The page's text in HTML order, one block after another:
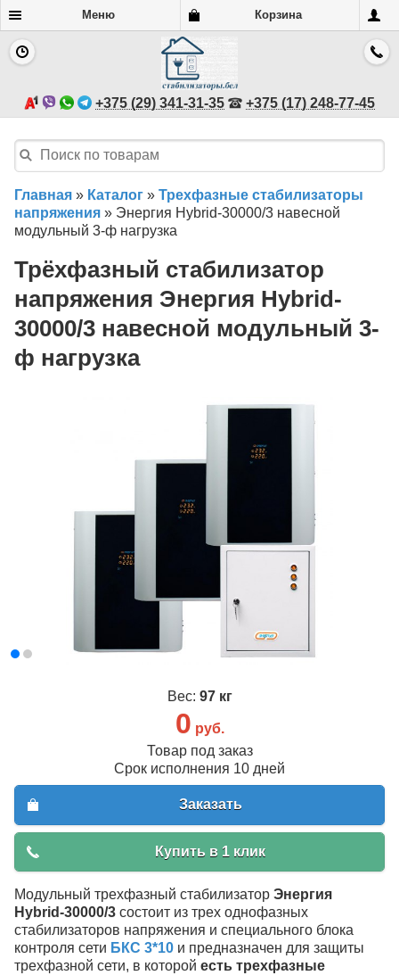
Меню Корзина
+375 (29) 341-31-35 +375 (17) 248-77-45
Главная » Каталог » Трехфазные стабилизаторы
напряжения » Энергия Hybrid-30000/3 навесной
модульный 3-ф нагрузка
Трёхфазный стабилизатор
напряжения Энергия Hybrid-
30000/3 навесной модульный 3-
ф нагрузка
Вес: 97 кг
0 руб.
Товар под заказ
Срок исполнения 10 дней
Заказать
Купить в 1 клик
Модульный трехфазный стабилизатор Энергия
Hybrid-30000/3 состоит из трех однофазных
стабилизаторов напряжения и специального блока
контроля сети БКС 3*10 и предназначен для защиты
трехфазной сети, в которой есть трехфазные